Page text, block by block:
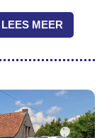
LEES MEER